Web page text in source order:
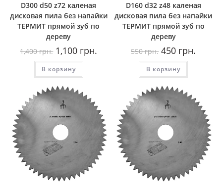
D300 d50 z72 каленая
дисковая пила без напайки
ТЕРМИТ прямой зуб по
дереву
1,400грн. Первоначальная
цена
составляла
1,400
грн..
1,100 грн.
В корзину
D160 d32 z48 каленая
дисковая пила без напайки
ТЕРМИТ прямой зуб по
дереву
550грн. Первоначальная
цена
составляла
550
грн..
450 грн.
В корзину